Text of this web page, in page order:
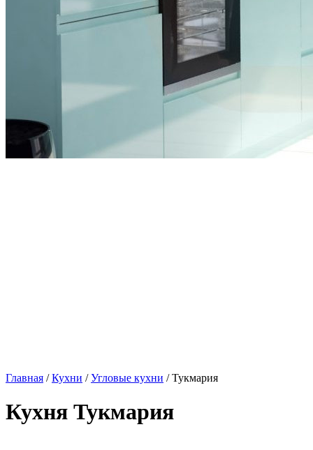
Главная /Кухни /Угловые кухни / Тукмария
Кухня Тукмария